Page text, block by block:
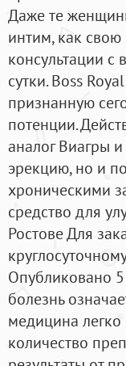
Даже те
интим, как свою
консультации с
сутки. Boss
признанную
потенции.
аналог Виагры
эрекцию, но и
хроническими
средство для
Ростове Для
Опубликовано
болезнь
медицина
количество